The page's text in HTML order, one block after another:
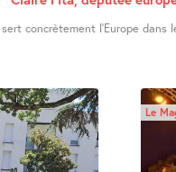
concrètement l’Europe dans
Le